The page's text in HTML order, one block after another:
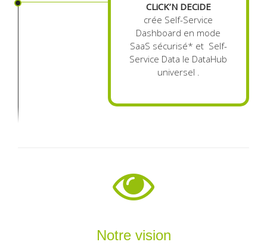
CLiCK’N DECiDE
crée Self-Service
Dashboard en mode
SaaS sécurisé* et Self-
Service Data le DataHub
universel .
Notre vision